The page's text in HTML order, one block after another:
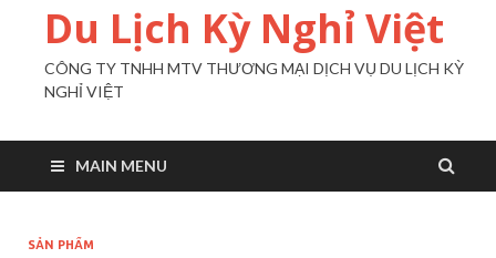
Du Lịch Kỳ Nghỉ Việt
CÔNG TY TNHH MTV THƯƠNG MẠI DỊCH VỤ DU LỊCH KỲ
NGHỈ VIỆT
MAIN MENU
SẢN PHẨM